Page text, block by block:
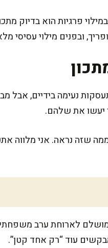
פרגיות הוא בדיוק
ובפנים מילוי
יעשו את שלהם.
מספיק ל-6 מנות, מושלם
עוד “רק אחד קטן”.